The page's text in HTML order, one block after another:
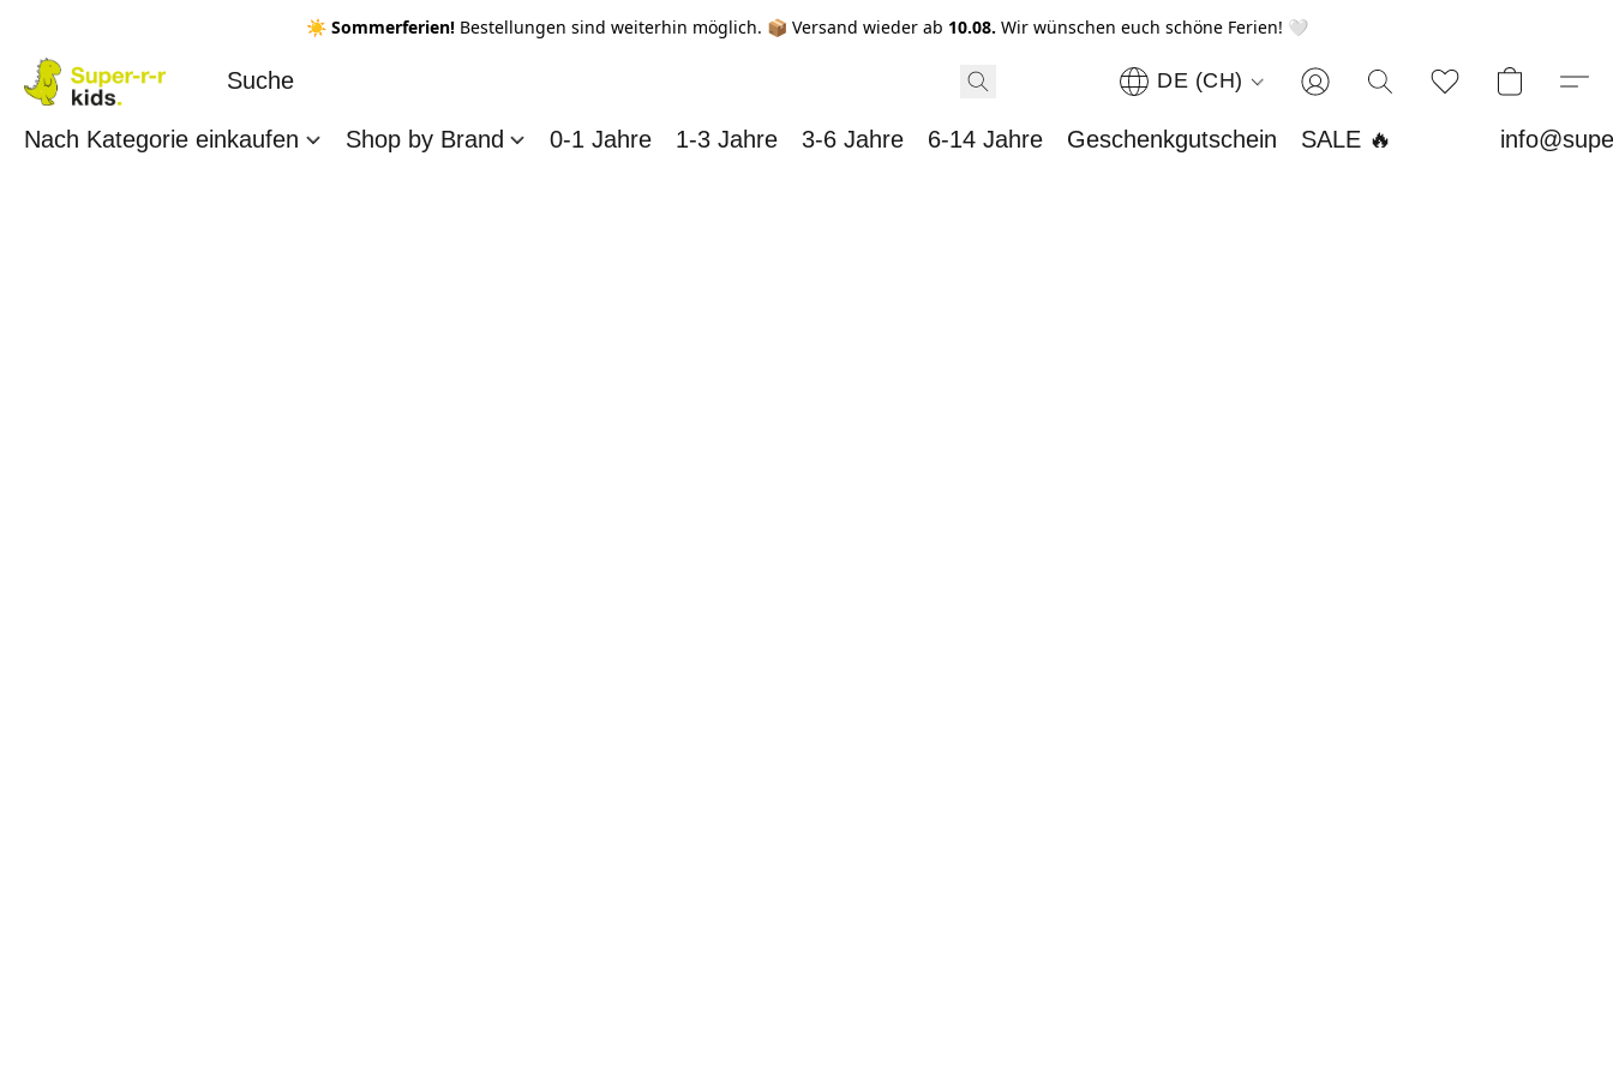
☀️ Sommerferien! Bestellungen sind weiterhin möglich. 📦 Versand wieder ab 10.08. Wir wünschen euch schöne Ferien! 🤍
DE (CH)
Nach Kategorie einkaufen Shop by Brand 0-1 Jahre 1-3 Jahre 3-6 Jahre 6-14 Jahre Geschenkgutschein SALE 🔥